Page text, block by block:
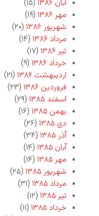
آبان ۱۳۸۶
(۱۵)
مهر ۱۳۸۶
(۱۹)
شهریور ۱۳۸۶
(۲۰)
مرداد ۱۳۸۶
(۱۴)
تیر ۱۳۸۶
(۱۷)
خرداد ۱۳۸۶
(۹)
اردیبهشت ۱۳۸۶
(۲۱)
فروردین ۱۳۸۶
(۲۳)
اسفند ۱۳۸۵
(۲۹)
بهمن ۱۳۸۵
(۱۶)
دی ۱۳۸۵
(۲۶)
آذر ۱۳۸۵
(۳۴)
آبان ۱۳۸۵
(۱۴)
مهر ۱۳۸۵
(۱۴)
شهریور ۱۳۸۵
(۲۵)
مرداد ۱۳۸۵
(۳۱)
تیر ۱۳۸۵
(۱۲)
خرداد ۱۳۸۵
(۱۱)